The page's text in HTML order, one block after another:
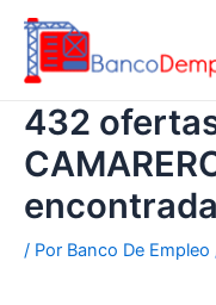
contenido
432
/ Por Banco De Empleo